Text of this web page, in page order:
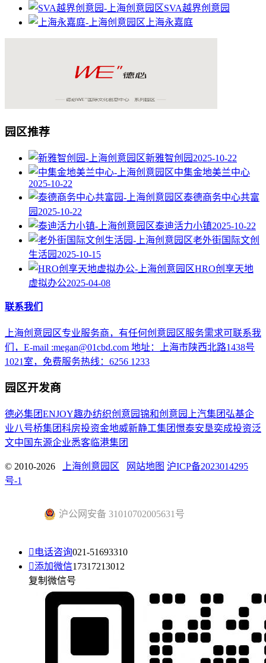
SVA越界创意园
上海永嘉庭
园区推荐
新雅智创园 2025-10-22
中集金地美兰中心
2025-10-22
泰德商务中心共富
园 2025-10-22
泰迪活力小镇2025-10-22
老外街国际文创
生活园 2025-10-15
HRO创享天地
虚拟办公2025-04-08
联系我们
上海创意园区专业服务商，有任何创意园区服务需求可联系我
们，E-mail :megan@01cbd.com 地址：上海市陕西北路1438号
1021室，免费服务热线：6256 1233
园区开发商
德必集团ENJOY趣办纺织创意园锦和创意园 上汽集团 弘基企
业八号桥集团科房投资金地威新静工集团憬泰安垦奕成投资泛
文中国 东源企业悉客 临港集团
© 2010-2026 上海创意园区 网站地图 沪ICP备2023014295
号-1
沪公网安备 31010702005631号
 电话咨询021-51693310
添加微信17317213012
复制微信号